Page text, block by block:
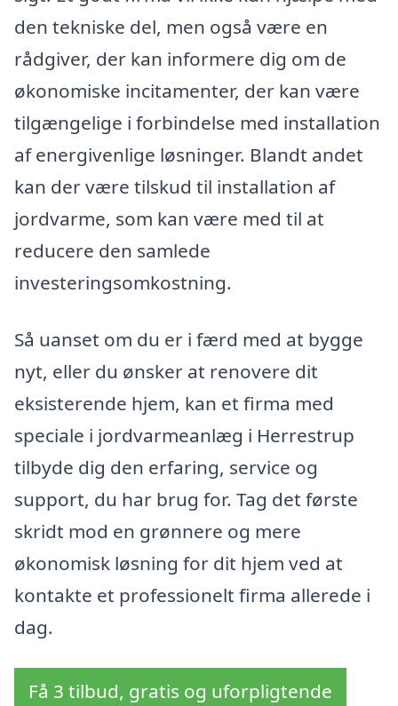
den tekniske del, men også være en
rådgiver, der kan informere dig om de
økonomiske incitamenter, der kan være
tilgængelige i forbindelse med installation
af energivenlige løsninger. Blandt andet
kan der være tilskud til installation af
jordvarme, som kan være med til at
reducere den samlede
investeringsomkostning.
Så uanset om du er i færd med at bygge
nyt, eller du ønsker at renovere dit
eksisterende hjem, kan et firma med
speciale i jordvarmeanlæg i Herrestrup
tilbyde dig den erfaring, service og
support, du har brug for. Tag det første
skridt mod en grønnere og mere
økonomisk løsning for dit hjem ved at
kontakte et professionelt firma allerede i
dag.
Få 3 tilbud, gratis og uforpligtende